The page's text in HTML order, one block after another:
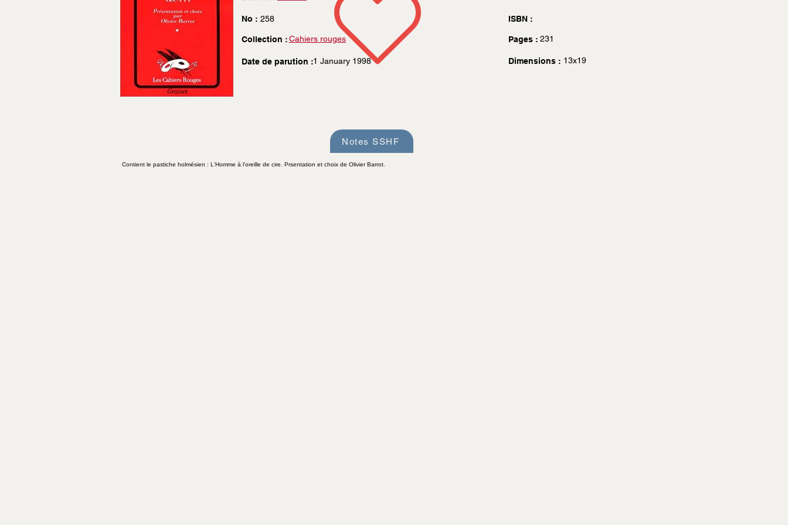
No : 258
Collection :Cahiers rouges
Date de parution :1 January 1998
ISBN :
Pages : 231
Dimensions : 13x19
Notes SSHF
Contient le pastiche holmésien : L'Homme à l'oreille de cire. Prsentation et choix de Olivier Barrot.